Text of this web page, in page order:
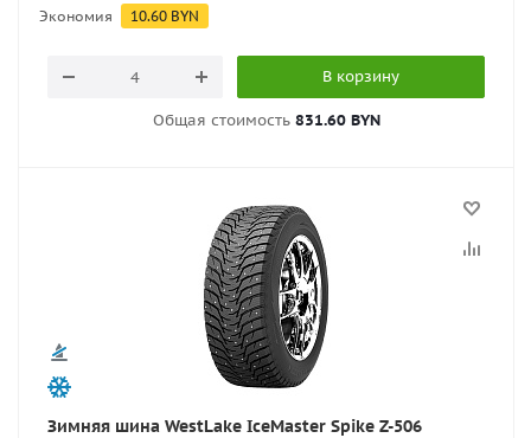
Экономия 10.60 BYN
В корзину
Общая стоимость 831.60 BYN
Зимняя шина WestLake IceMaster Spike Z-506